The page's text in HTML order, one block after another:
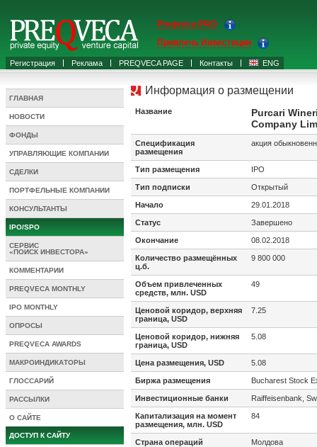
Регистрация Реклама PREQVECA PAGE Контакты ENG
Preqveca PRO
Привлечь Инвестиции
ГЛАВНАЯ
НОВОСТИ
ФОНДЫ
УПРАВЛЯЮЩИЕ КОМПАНИИ
СДЕЛКИ
ПОРТФЕЛЬНЫЕ КОМПАНИИ
КОНСУЛЬТАНТЫ
IPO/SPO
СЕРВИС
«ПОИСК ИНВЕСТОРА»
КОММЕНТАРИИ
PREQVECA MONTHLY
IPO MONTHLY
ОПРОСЫ
PREQVECA AWARDS
МАКРОИНДИКАТОРЫ
ГЛОССАРИЙ
РАССЫЛКИ
О САЙТЕ
ДОСТУП К САЙТУ
Информация о размещении
Название
Purcari
Company
Спецификация
размещения
акция
Тип размещения IPO
Тип подписки Открытый
Начало 29.01.2018
Статус Завершено
Окончание 08.02.2018
Количество размещённых
ц.б.
9 800 000
Объем привлеченных
средств, млн. USD
49
Ценовой коридор, верхняя
граница, USD
7.25
Ценовой коридор, нижняя
граница, USD
5.08
Цена размещения, USD 5.08
Биржа размещения Bucharest Stock
Инвестиционные банки Raiffeisenbank,
Капитализация на момент
размещения, млн. USD
84
Страна операций Молдова